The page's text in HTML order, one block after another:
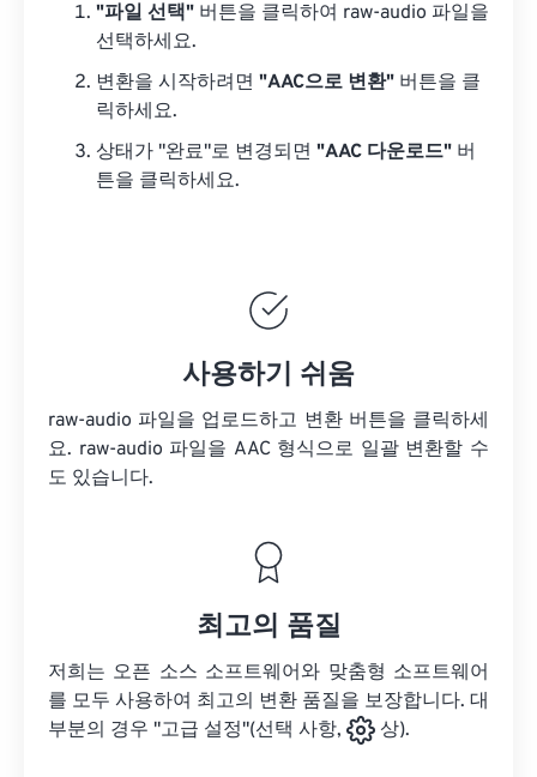
"파일 선택" 버튼을 클릭하여 raw-audio 파일을
선택하세요.
변환을 시작하려면 "AAC으로 변환" 버튼을 클
릭하세요.
상태가 "완료"로 변경되면 "AAC 다운로드" 버
튼을 클릭하세요.
사용하기 쉬움
raw-audio 파일을 업로드하고 변환 버튼을 클릭하세
요. raw-audio 파일을 AAC 형식으로 일괄 변환할 수
도 있습니다.
최고의 품질
저희는 오픈 소스 소프트웨어와 맞춤형 소프트웨어
를 모두 사용하여 최고의 변환 품질을 보장합니다. 대
부분의 경우 "고급 설정"(선택 사항,
상).